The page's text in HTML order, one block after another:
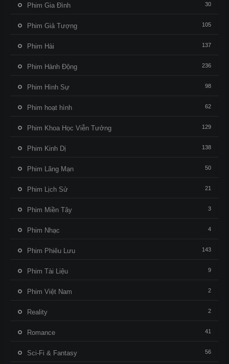
Phim Gia Đình 30
Phim Giả Tượng 105
Phim Hài 137
Phim Hành Động 236
Phim Hình Sự 98
Phim hoạt hình 62
Phim Khoa Học Viễn Tưởng 129
Phim Kinh Dị 138
Phim Lãng Mạn 50
Phim Lịch Sử 21
Phim Miền Tây 3
Phim Nhạc 4
Phim Phiêu Lưu 143
Phim Tài Liệu 9
Phim Việt Nam 2
Reality 2
Romance 41
Sci-Fi & Fantasy 56